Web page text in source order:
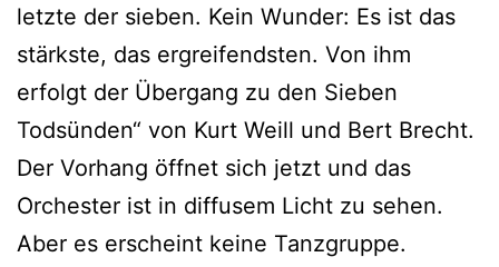
letzte der sieben. Kein Wunder: Es ist das
stärkste, das ergreifendsten. Von ihm
erfolgt der Übergang zu den Sieben
Todsünden“ von Kurt Weill und Bert Brecht.
Der Vorhang öffnet sich jetzt und das
Orchester ist in diffusem Licht zu sehen.
Aber es erscheint keine Tanzgruppe.